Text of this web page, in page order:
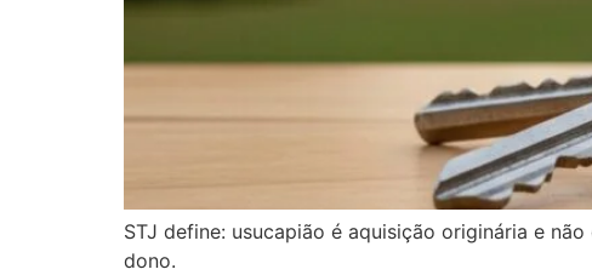
STJ define: usucapião é aquisição originária e
dono.